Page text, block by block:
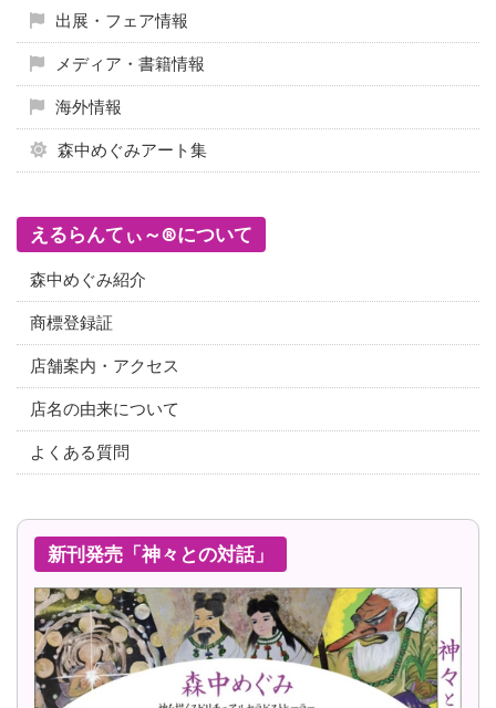
出展・フェア情報
メディア・書籍情報
海外情報
森中めぐみアート集
えるらんてぃ～®について
森中めぐみ紹介
商標登録証
店舗案内・アクセス
店名の由来について
よくある質問
新刊発売「神々との対話」